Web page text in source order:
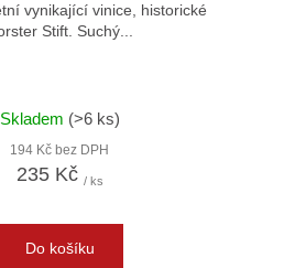
vynikající vinice, historické
Stift. Suchý...
Skladem (>6 ks)
194 Kč bez DPH
235 Kč / ks
Do košíku